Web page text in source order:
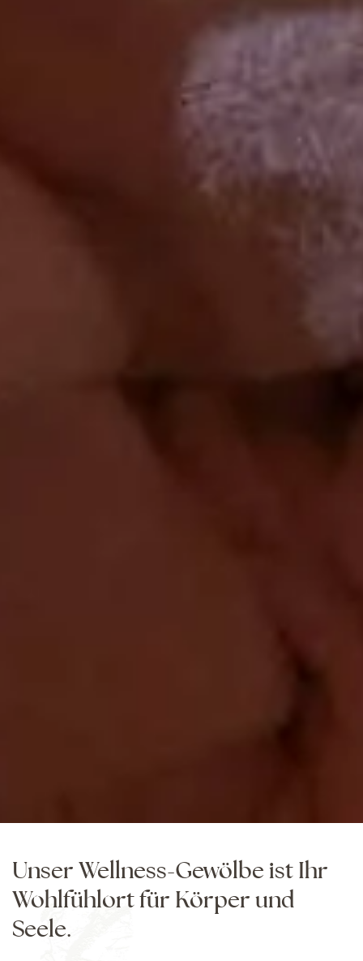
Unser Wellness-Gewölbe ist Ihr
Wohlfühlort für Körper und
Seele.